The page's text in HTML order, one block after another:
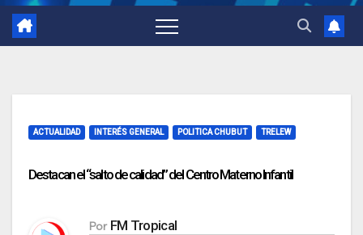
ACTUALIDAD INTERÉS GENERAL POLITICA CHUBUT TRELEW
Destacan el “salto de calidad” del Centro Materno Infantil
Por FM Tropical